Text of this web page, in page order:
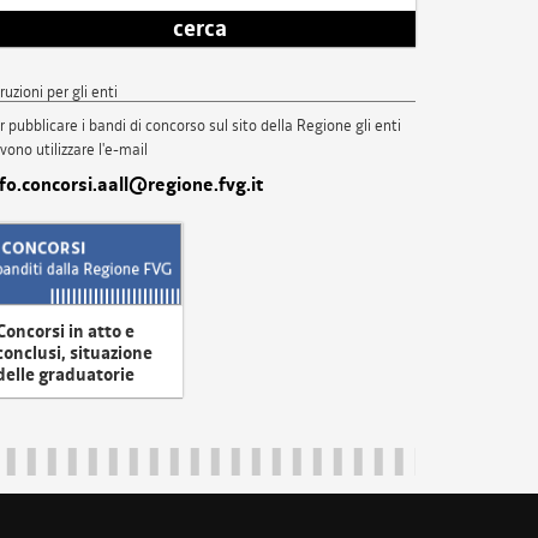
cerca
per gli enti
pubblicare i bandi di concorso sul sito della Regione gli enti
utilizzare l'e-mail
in atto e
situazione
graduatorie